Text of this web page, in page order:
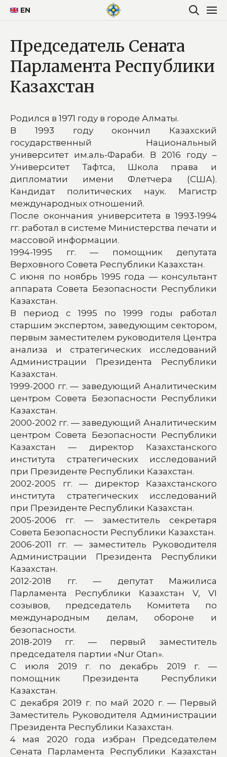
EN
Председатель Сената
Парламента Республики
Казахстан
Родился в 1971 году в городе Алматы.
В 1993 году окончил Казахский
государственный Национальный
университет им.аль-Фараби. В 2016 году –
Университет Тафтса, Школа права и
дипломатии имени Флетчера (США).
Кандидат политических наук. Магистр
международных отношений.
После окончания университета в 1993-1994
гг. работал в системе Министерства печати и
массовой информации.
1994-1995 гг. — помощник депутата
Верховного Совета Республики Казахстан.
С июня по ноябрь 1995 года — консультант
аппарата Совета Безопасности Республики
Казахстан.
В период с 1995 по 1999 годы работал
старшим экспертом, заведующим сектором,
первым заместителем руководителя Центра
анализа и стратегических исследований
Администрации Президента Республики
Казахстан.
1999-2000 гг. — заведующий Аналитическим
центром Совета Безопасности Республики
Казахстан.
2000-2002 гг. — заведующий Аналитическим
центром Совета Безопасности Республики
Казахстан — директор Казахстанского
института стратегических исследований
при Президенте Республики Казахстан.
2002-2005 гг. — директор Казахстанского
института стратегических исследований
при Президенте Республики Казахстан.
2005-2006 гг. — заместитель секретаря
Совета Безопасности Республики Казахстан.
2006-2011 гг. — заместитель Руководителя
Администрации Президента Республики
Казахстан.
2012-2018 гг. — депутат Мажилиса
Парламента Республики Казахстан V, VI
созывов, председатель Комитета по
международным делам, обороне и
безопасности.
2018-2019 гг. — первый заместитель
председателя партии «Nur Otan».
С июля 2019 г. по декабрь 2019 г. —
помощник Президента Республики
Казахстан.
C декабря 2019 г. по май 2020 г. — Первый
Заместитель Руководителя Администрации
Президента Республики Казахстан.
4 мая 2020 года избран Председателем
Сената Парламента Республики Казахстан